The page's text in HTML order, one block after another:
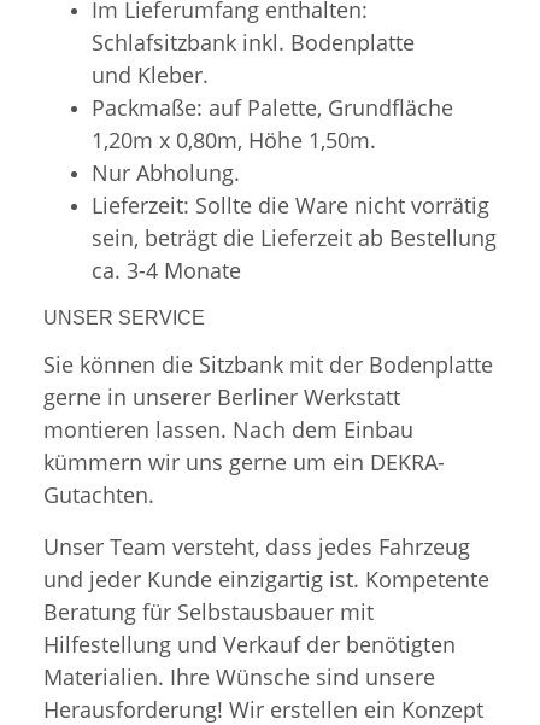
Im Lieferumfang enthalten:
Schlafsitzbank inkl. Bodenplatte
und Kleber.
Packmaße: auf Palette, Grundfläche
1,20m x 0,80m, Höhe 1,50m.
Nur Abholung.
Lieferzeit: Sollte die Ware nicht vorrätig
sein, beträgt die Lieferzeit ab Bestellung
ca. 3-4 Monate
UNSER SERVICE
Sie können die Sitzbank mit der Bodenplatte
gerne in unserer Berliner Werkstatt
montieren lassen. Nach dem Einbau
kümmern wir uns gerne um ein DEKRA-
Gutachten.
Unser Team versteht, dass jedes Fahrzeug
und jeder Kunde einzigartig ist. Kompetente
Beratung für Selbstausbauer mit
Hilfestellung und Verkauf der benötigten
Materialien. Ihre Wünsche sind unsere
Herausforderung! Wir erstellen ein Konzept